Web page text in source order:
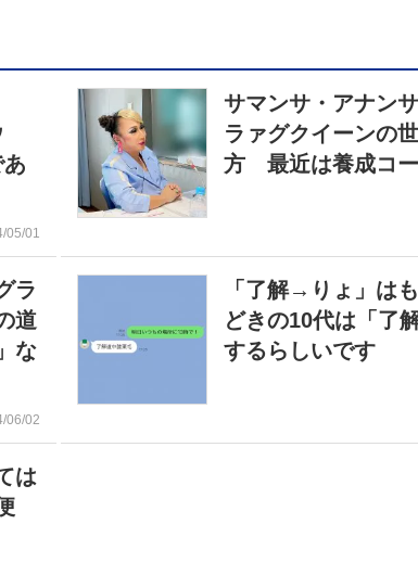
05/01
サマンサ・アナン
ラァグクイーンの
方 最近は養成コ
ラ
道
な
06/02
「了解→りょ」は
どきの10代は「了
するらしいです
は